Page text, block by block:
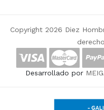
Copyright 2026 Diez
Desarrollado por